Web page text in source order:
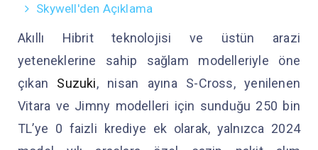
Skywell'den Açıklama
Akıllı Hibrit teknolojisi ve üstün arazi
yeteneklerine sahip sağlam modelleriyle öne
çıkan Suzuki, nisan ayına S-Cross, yenilenen
Vitara ve Jimny modelleri için sunduğu 250 bin
TL’ye 0 faizli krediye ek olarak, yalnızca 2024